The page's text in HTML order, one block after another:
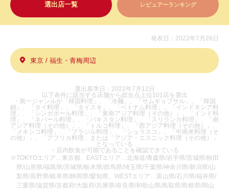
選出店一覧 レビュアーランキング
発表日：2022年7月26日
東京 / 福生・青梅周辺
選出基準日：2022年7月12日
以下条件に該当する店舗から総合点上位101店を選出
・第一ジャンルが「韓国料理」、「冷麺」、「サムギョプサル」、「韓国
鍋」、「タイ料理」、「タイスキ」、「ベトナム料理」、「インドネシア料
理」、「シンガポール料理」、「東南アジア料理（その他）」、「インド料
理」、「ネパール料理」、「パキスタン料理」、「スリランカ料理」、「南
アジア料理（その他）」、「トルコ料理」、「西アジア料理（その他）」、
「メキシコ料理」、「ブラジル料理」、「シュラスコ」、「中南米料理（そ
の他）」、「アフリカ料理」または「アジア・エスニック料理（その他）」
となっている
・店内飲食が可能であることを確認できている
※TOKYOエリア…東京都、EASTエリア…北海道/青森県/岩手県/宮城県/秋田
県/山形県/福島県/茨城県/栃木県/群馬県/埼玉県/千葉県/神奈川県/新潟県/山
梨県/長野県/岐阜県/静岡県/愛知県、WESTエリア…富山県/石川県/福井県/
三重県/滋賀県/京都府/大阪府/兵庫県/奈良県/和歌山県/鳥取県/島根県/岡山